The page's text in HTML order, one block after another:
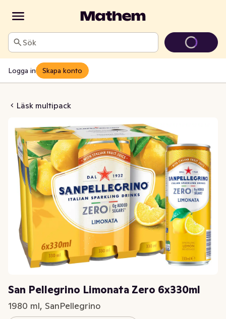
Sök
Logga in Skapa konto
Läsk multipack
Zero 6x330ml
San Pellegrino Limonata Zero 6x330ml
1980 ml, SanPellegrino